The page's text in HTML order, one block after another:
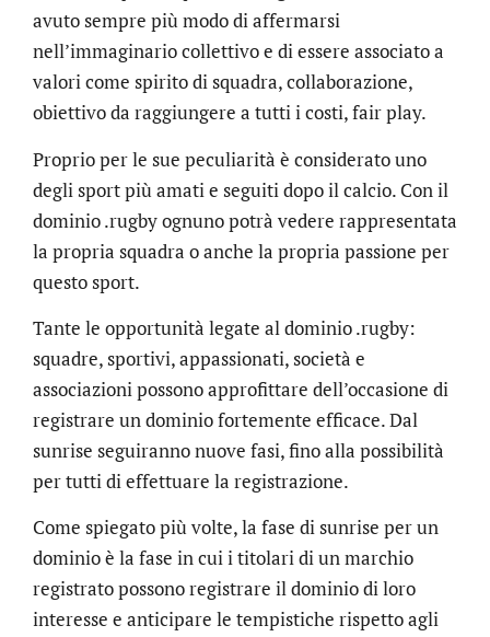
avuto sempre più modo di affermarsi
nell’immaginario collettivo e di essere associato a
valori come spirito di squadra, collaborazione,
obiettivo da raggiungere a tutti i costi, fair play.
Proprio per le sue peculiarità è considerato uno
degli sport più amati e seguiti dopo il calcio. Con il
dominio .rugby ognuno potrà vedere rappresentata
la propria squadra o anche la propria passione per
questo sport.
Tante le opportunità legate al dominio .rugby:
squadre, sportivi, appassionati, società e
associazioni possono approfittare dell’occasione di
registrare un dominio fortemente efficace. Dal
sunrise seguiranno nuove fasi, fino alla possibilità
per tutti di effettuare la registrazione.
Come spiegato più volte, la fase di sunrise per un
dominio è la fase in cui i titolari di un marchio
registrato possono registrare il dominio di loro
interesse e anticipare le tempistiche rispetto agli